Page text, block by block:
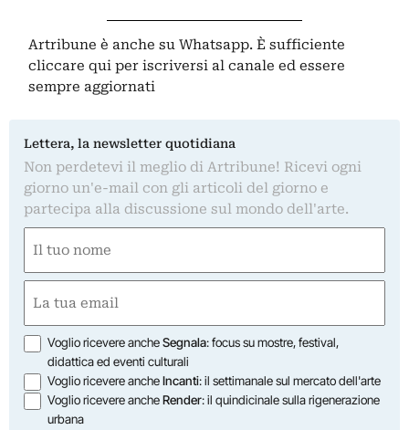
Artribune è anche su Whatsapp. È sufficiente
cliccare qui per iscriversi al canale ed essere
sempre aggiornati
Lettera, la newsletter quotidiana
Non perdetevi il meglio di Artribune! Ricevi ogni
giorno un'e-mail con gli articoli del giorno e
partecipa alla discussione sul mondo dell'arte.
(Obbligatorio)
Nome
(Obbligatorio)
Opzioni
Voglio ricevere ancheSegnala: focus su mostre, festival,
didattica ed eventi culturali
Voglio ricevere ancheIncanti: il settimanale sul mercato dell'arte
Voglio ricevere ancheRender: il quindicinale sulla rigenerazione
urbana